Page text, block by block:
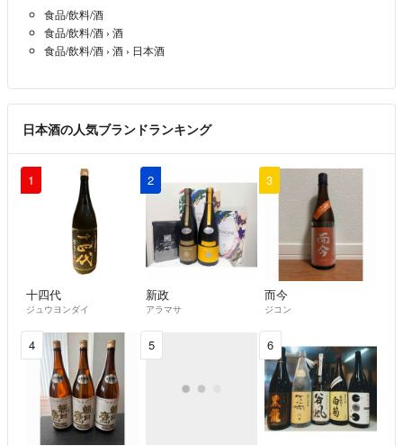
食品/飲料/酒
食品/飲料/酒 › 酒
食品/飲料/酒 › 酒 › 日本酒
日本酒の人気ブランドランキング
1
十四代
ジュウヨンダイ
2
新政
アラマサ
3
而今
ジコン
4 5 6